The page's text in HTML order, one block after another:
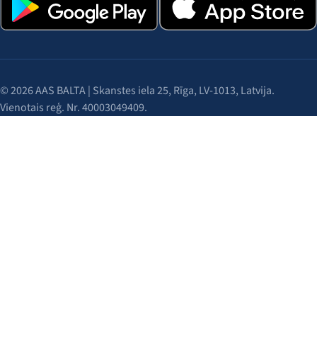
© 2026 AAS BALTA | Skanstes iela 25, Rīga, LV-1013, Latvija.
Vienotais reģ. Nr. 40003049409.